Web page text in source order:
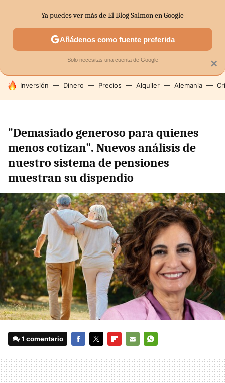
SECTORES ECONOMÍA DOMÉSTICA MERCADOS
HOY SE HABLA DE
Inversión Dinero Precios Alquiler Alemania
"Demasiado generoso para quienes
menos cotizan". Nuevos análisis de
nuestro sistema de pensiones
muestran su dispendio
1 comentario
MAIL
×
Ya puedes ver más de El Blog Salmon en Google
Añádenos como fuente preferida
Solo necesitas una cuenta de Google